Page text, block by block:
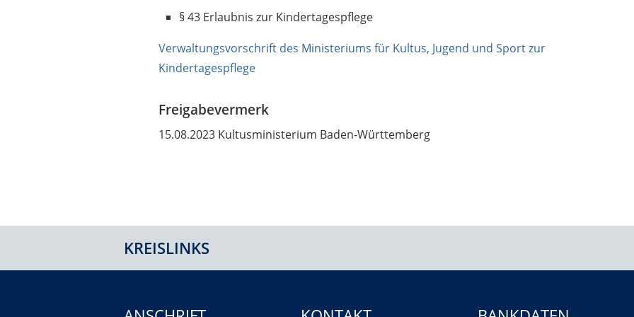
§ 43 Erlaubnis zur Kindertagespflege
Verwaltungsvorschrift des Ministeriums für Kultus, Jugend und Sport zur
Kindertagespflege
Freigabevermerk
15.08.2023 Kultusministerium Baden-Württemberg
KREISLINKS